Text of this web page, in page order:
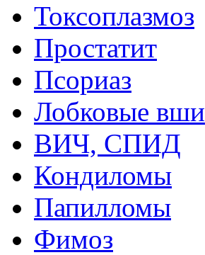
Токсоплазмоз
Простатит
Псориаз
Лобковые вши
ВИЧ, СПИД
Кондиломы
Папилломы
Фимоз